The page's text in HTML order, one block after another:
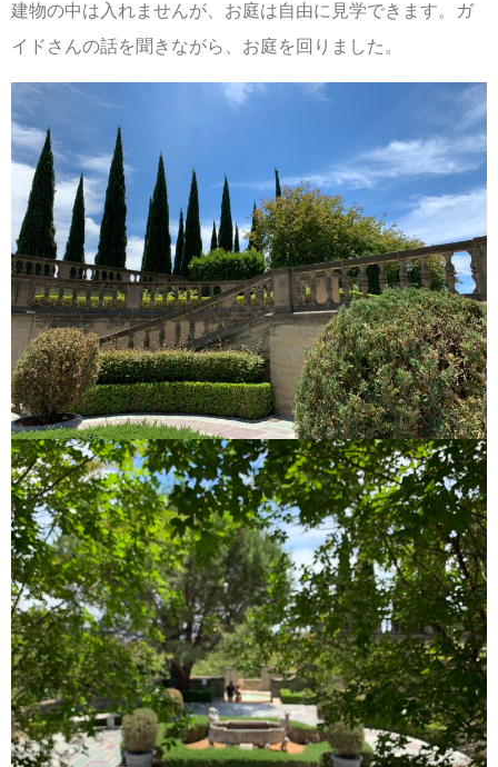
建物の中は入れませんが、お庭は自由に見学できます。ガ
イドさんの話を聞きながら、お庭を回りました。